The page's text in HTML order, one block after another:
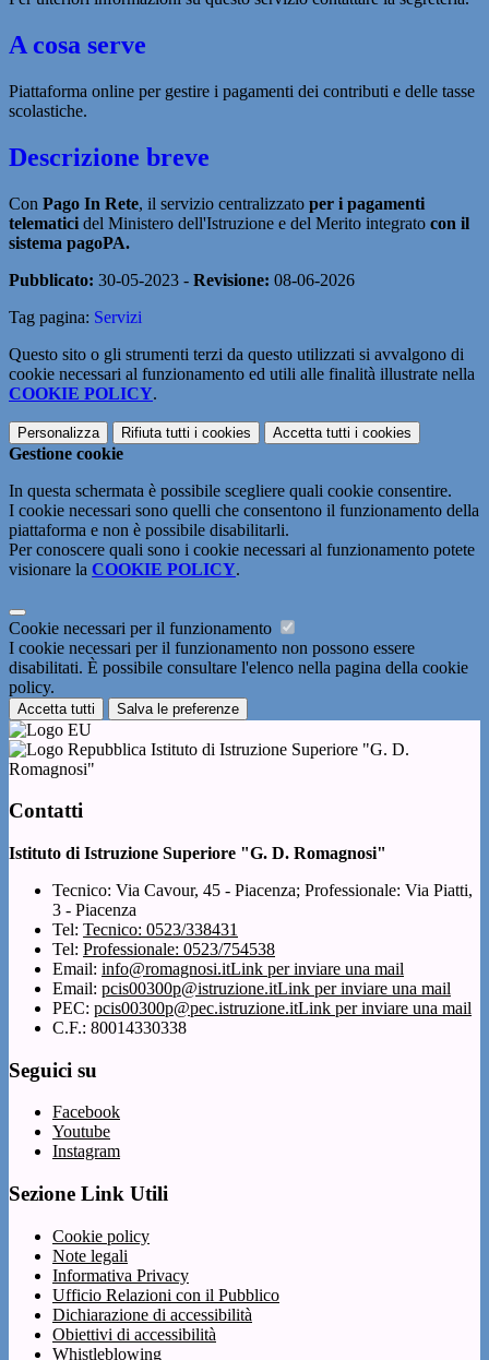
A cosa serve
Piattaforma online per gestire i pagamenti dei contributi e delle tasse
scolastiche.
Descrizione breve
Con Pago In Rete, il servizio centralizzato per i pagamenti
telematici del Ministero dell'Istruzione e del Merito integrato con il
sistema pagoPA.
Pubblicato: 30-05-2023 - Revisione: 08-06-2026
Tag pagina: Servizi
Questo sito o gli strumenti terzi da questo utilizzati si avvalgono di
cookie necessari al funzionamento ed utili alle finalità illustrate nella
COOKIE POLICY.
Personalizza Rifiuta tutti i cookies Accetta tutti i cookies
Gestione cookie
In questa schermata è possibile scegliere quali cookie consentire.
I cookie necessari sono quelli che consentono il funzionamento della
piattaforma e non è possibile disabilitarli.
Per conoscere quali sono i cookie necessari al funzionamento potete
visionare la COOKIE POLICY.
Cookie necessari per il funzionamento
I cookie necessari per il funzionamento non possono essere
disabilitati. È possibile consultare l'elenco nella pagina della cookie
policy.
Accetta tutti Salva le preferenze
Istituto di Istruzione Superiore "G. D.
Romagnosi"
Contatti
Istituto di Istruzione Superiore "G. D. Romagnosi"
Tecnico: Via Cavour, 45 - Piacenza; Professionale: Via Piatti,
3 - Piacenza
Tel: Tecnico: 0523/338431
Tel: Professionale: 0523/754538
Email: info@romagnosi.itLink per inviare una mail
Email: pcis00300p@istruzione.itLink per inviare una mail
PEC: pcis00300p@pec.istruzione.itLink per inviare una mail
C.F.: 80014330338
Seguici su
Facebook
Youtube
Instagram
Sezione Link Utili
Cookie policy
Note legali
Informativa Privacy
Ufficio Relazioni con il Pubblico
Dichiarazione di accessibilità
Obiettivi di accessibilità
Whistleblowing